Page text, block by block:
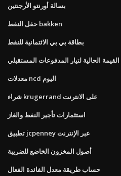
بسالة أورنتو الأرجنتين
حقل النفط bakken
بطاقة بي بي الائتمانية للنفط
القيمة الحالية لتيار المدفوعات المستقبلي
معدلات ncd اليوم
شراء krugerrand على الانترنت
استثمارات تأجير النفط والغاز
تطبيق jcpenney عبر الإنترنت
أصول المخزون الخاضع للضريبة
حساب طريقة معدل الفائدة الفعال